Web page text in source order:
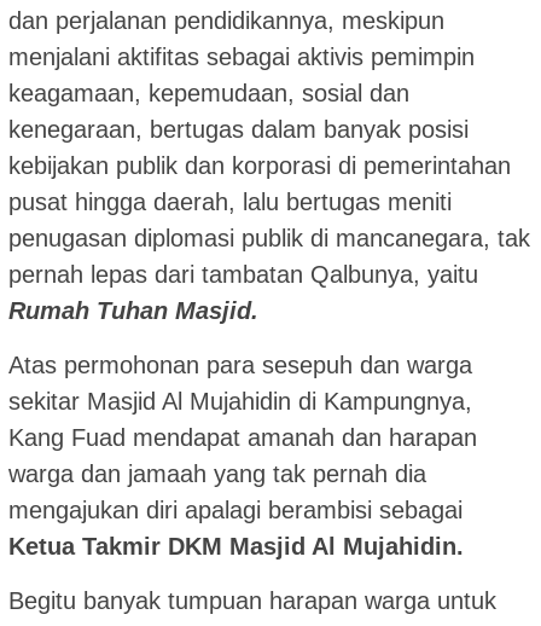
dan perjalanan pendidikannya, meskipun
menjalani aktifitas sebagai aktivis pemimpin
keagamaan, kepemudaan, sosial dan
kenegaraan, bertugas dalam banyak posisi
kebijakan publik dan korporasi di pemerintahan
pusat hingga daerah, lalu bertugas meniti
penugasan diplomasi publik di mancanegara, tak
pernah lepas dari tambatan Qalbunya, yaitu
Rumah Tuhan Masjid.
Atas permohonan para sesepuh dan warga
sekitar Masjid Al Mujahidin di Kampungnya,
Kang Fuad mendapat amanah dan harapan
warga dan jamaah yang tak pernah dia
mengajukan diri apalagi berambisi sebagai
Ketua Takmir DKM Masjid Al Mujahidin.
Begitu banyak tumpuan harapan warga untuk